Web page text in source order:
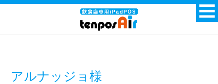
アルナッジョ様